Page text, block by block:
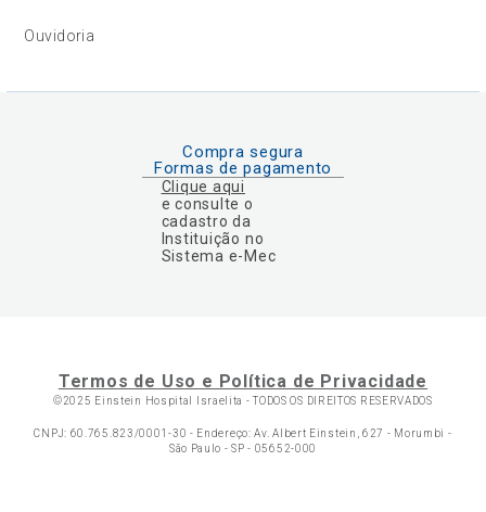
Ouvidoria
Compra segura
Formas de pagamento
Clique aqui
e consulte o
cadastro da
Instituição no
Sistema e-Mec
Termos de Uso e Política de Privacidade
©2025 Einstein Hospital Israelita -TODOS OS DIREITOS RESERVADOS
CNPJ: 60.765.823/0001-30 - Endereço: Av. Albert Einstein, 627 - Morumbi -
São Paulo - SP - 05652-000